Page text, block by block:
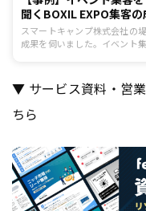
聞くBOXIL EXPO集客
スマートキャンプ株式会社の
成果を伺いました。イベント
▼ サービス資料・営
ちら